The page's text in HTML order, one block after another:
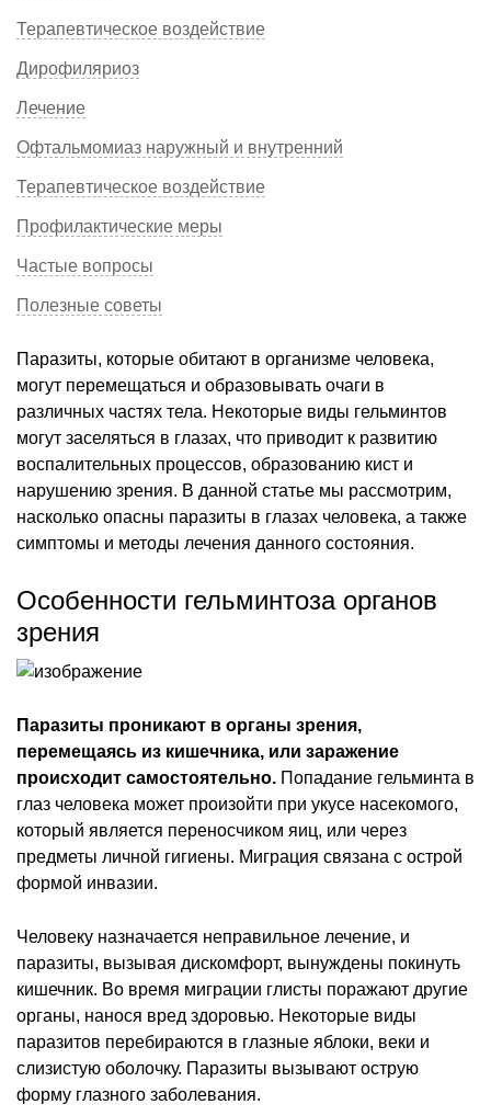
Терапевтическое воздействие
Дирофиляриоз
Лечение
Офтальмомиаз наружный и внутренний
Терапевтическое воздействие
Профилактические меры
Частые вопросы
Полезные советы
Паразиты, которые обитают в организме человека,
могут перемещаться и образовывать очаги в
различных частях тела. Некоторые виды гельминтов
могут заселяться в глазах, что приводит к развитию
воспалительных процессов, образованию кист и
нарушению зрения. В данной статье мы рассмотрим,
насколько опасны паразиты в глазах человека, а также
симптомы и методы лечения данного состояния.
Особенности гельминтоза органов
зрения
Паразиты проникают в органы зрения,
перемещаясь из кишечника, или заражение
происходит самостоятельно. Попадание гельминта в
глаз человека может произойти при укусе насекомого,
который является переносчиком яиц, или через
предметы личной гигиены. Миграция связана с острой
формой инвазии.
Человеку назначается неправильное лечение, и
паразиты, вызывая дискомфорт, вынуждены покинуть
кишечник. Во время миграции глисты поражают другие
органы, нанося вред здоровью. Некоторые виды
паразитов перебираются в глазные яблоки, веки и
слизистую оболочку. Паразиты вызывают острую
форму глазного заболевания.